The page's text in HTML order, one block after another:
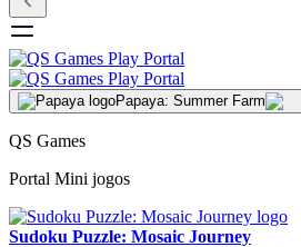
Papaya: Summer Farm
QS Games
Portal Mini jogos
Sudoku Puzzle: Mosaic Journey